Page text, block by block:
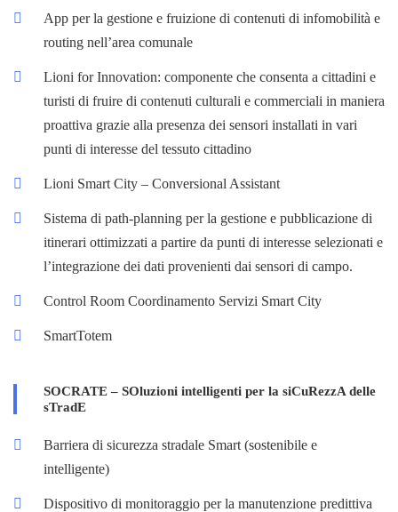
App per la gestione e fruizione di contenuti di infomobilità e
routing nell’area comunale
Lioni for Innovation: componente che consenta a cittadini e
turisti di fruire di contenuti culturali e commerciali in maniera
proattiva grazie alla presenza dei sensori installati in vari
punti di interesse del tessuto cittadino
Lioni Smart City – Conversional Assistant
Sistema di path-planning per la gestione e pubblicazione di
itinerari ottimizzati a partire da punti di interesse selezionati e
l’integrazione dei dati provenienti dai sensori di campo.
Control Room Coordinamento Servizi Smart City
SmartTotem
SOCRATE – SOluzioni intelligenti per la siCuRezzA delle
sTradE
Barriera di sicurezza stradale Smart (sostenibile e
intelligente)
Dispositivo di monitoraggio per la manutenzione predittiva